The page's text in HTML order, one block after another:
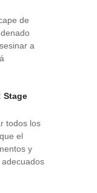
de
a
Stage
todos los
el
y